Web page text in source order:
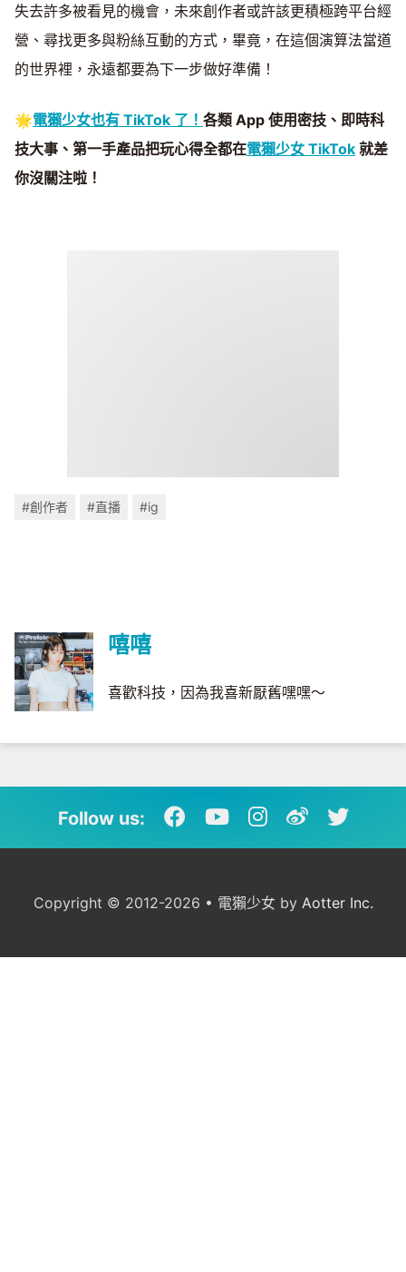
失去許多被看見的機會，未來創作者或許該更積極跨平台經
營、尋找更多與粉絲互動的方式，畢竟，在這個演算法當道
的世界裡，永遠都要為下一步做好準備！
🌟電獺少女也有 TikTok 了！ 各類 App 使用密技、即時科
技大事、第一手產品把玩心得全都在電獺少女 TikTok 就差
你沒關注啦！
#創作者 #直播 #ig
嘻嘻
喜歡科技，因為我喜新厭舊嘿嘿～
Follow us:
Copyright © 2012-2026 • 電獺少女 by Aotter Inc.